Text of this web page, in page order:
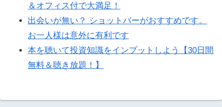
＆オフィス付で大満足！
出会いが無い？ ショットバーがおすすめです。
お一人様は意外に有利です
本を聴いて投資知識をインプットしよう【30日間
無料＆聴き放題！】